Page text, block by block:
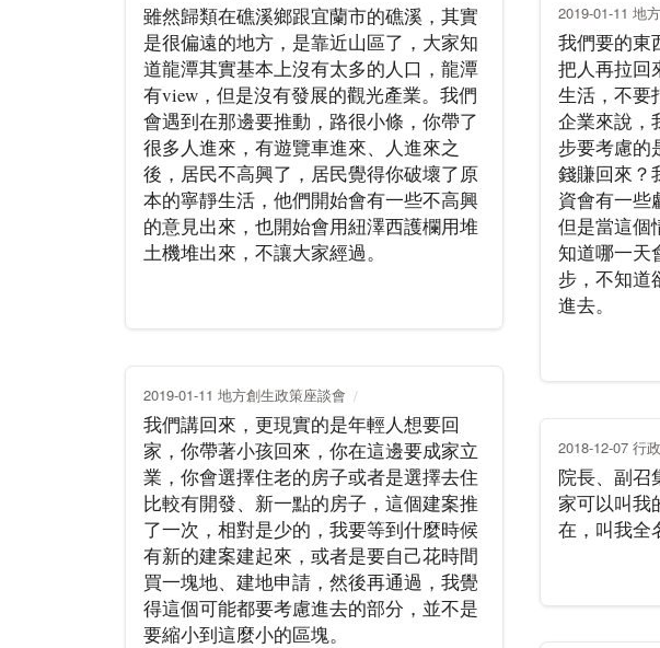
雖然歸類在礁溪鄉跟宜蘭市的礁溪，其實
是很偏遠的地方，是靠近山區了，大家知
道龍潭其實基本上沒有太多的人口，龍潭
有view，但是沒有發展的觀光產業。我們
會遇到在那邊要推動，路很小條，你帶了
很多人進來，有遊覽車進來、人進來之
後，居民不高興了，居民覺得你破壞了原
本的寧靜生活，他們開始會有一些不高興
的意見出來，也開始會用紐澤西護欄用堆
土機堆出來，不讓大家經過。
2019-01-11 地
我們要的東
把人再拉回
生活，不要
企業來說，
步要考慮的
錢賺回來？
資會有一些
但是當這個
知道哪一天
步，不知道
進去。
2019-01-11 地方創生政策座談會
我們講回來，更現實的是年輕人想要回
家，你帶著小孩回來，你在這邊要成家立
業，你會選擇住老的房子或者是選擇去住
比較有開發、新一點的房子，這個建案推
了一次，相對是少的，我要等到什麼時候
有新的建案建起來，或者是要自己花時間
買一塊地、建地申請，然後再通過，我覺
得這個可能都要考慮進去的部分，並不是
要縮小到這麼小的區塊。
2018-12-07 行
院長、副召
家可以叫我
在，叫我全